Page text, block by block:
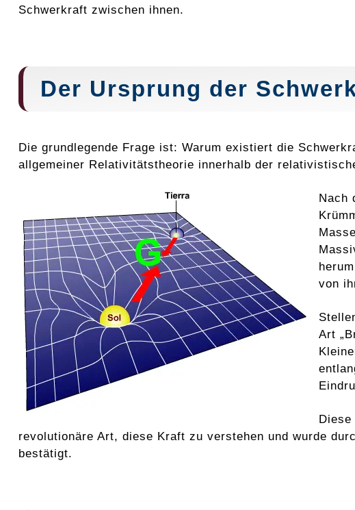
Schwerkraft zwischen ihnen.
Der Ursprung der
Die grundlegende Frage ist: Warum existiert die
allgemeiner Relativitätstheorie innerhalb der
Nach
von
Art
revolutionäre Art, diese Kraft zu verstehen und wurde
bestätigt.